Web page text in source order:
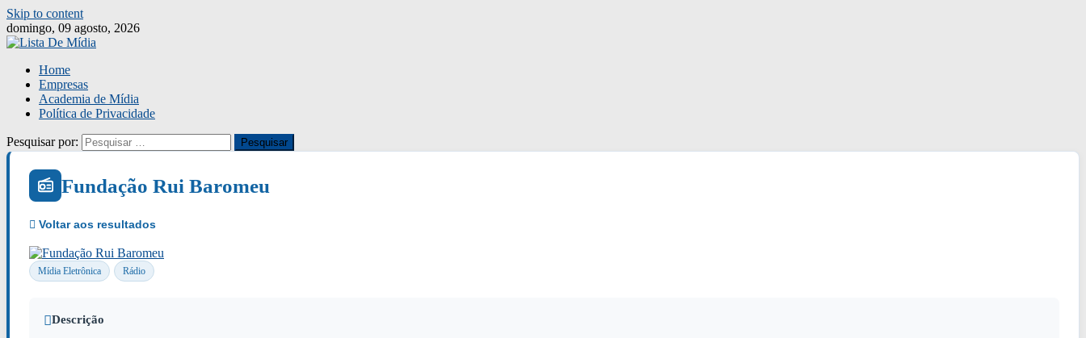
Skip to content
domingo, 09 agosto, 2026
Home
Empresas
Academia de Mídia
Política de Privacidade
Pesquisar por:
Fundação Rui Baromeu
Mídia Eletrônica Rádio
Descrição